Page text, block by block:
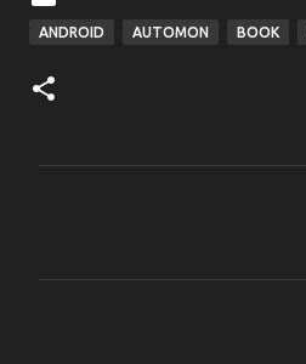
ANDROID AUTOMON BOOK